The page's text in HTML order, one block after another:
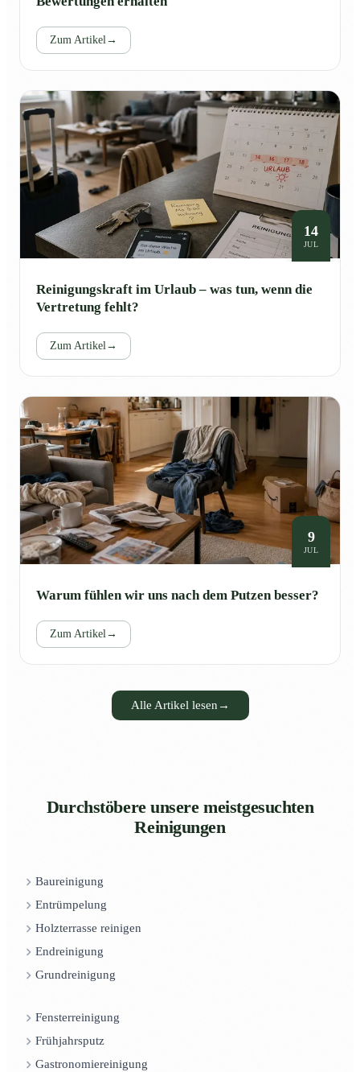
Zum Artikel→
14
JUL
Reinigungskraft im Urlaub – was tun, wenn die
Vertretung fehlt?
Zum Artikel→
9
JUL
Warum fühlen wir uns nach dem Putzen besser?
Zum Artikel→
Alle Artikel lesen →
Durchstöbere unsere meistgesuchten
Reinigungen
Baureinigung
Entrümpelung
Holzterrasse reinigen
Endreinigung
Grundreinigung
Fensterreinigung
Frühjahrsputz
Gastronomiereinigung